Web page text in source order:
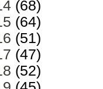
(68)
(64)
(51)
(47)
(52)